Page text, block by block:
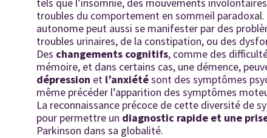
troubles du comportement en sommeil
autonome peut aussi se manifester par des
troubles urinaires, de la constipation, ou des
Des changements cognitifs, comme des
mémoire, et dans certains cas, une démence,
dépression et l’anxiétésont des symptômes
même précéder l’apparition des symptômes
La reconnaissance précoce de cette diversité de
pour permettre un diagnostic rapide et une
Parkinson dans sa globalité.